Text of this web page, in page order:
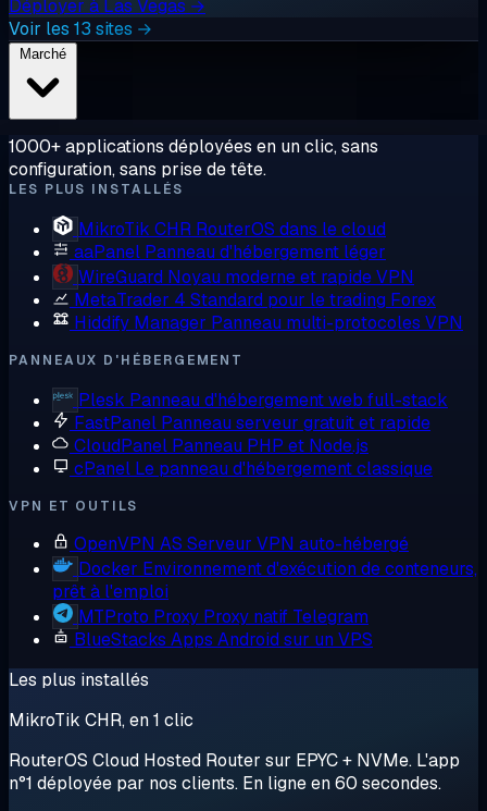
Déployer à Las Vegas →
Voir les 13 sites →
1000+ applications déployées en un clic, sans
configuration, sans prise de tête.
LES PLUS INSTALLÉS
MikroTik CHR RouterOS dans le cloud
aaPanel Panneau d'hébergement léger
WireGuard Noyau moderne et rapide VPN
MetaTrader 4 Standard pour le trading Forex
Hiddify Manager Panneau multi-protocoles VPN
PANNEAUX D'HÉBERGEMENT
Plesk Panneau d'hébergement web full-stack
FastPanel Panneau serveur gratuit et rapide
CloudPanel Panneau PHP et Node.js
cPanel Le panneau d'hébergement classique
VPN ET OUTILS
OpenVPN AS Serveur VPN auto-hébergé
Docker Environnement d'exécution de conteneurs,
prêt à l'emploi
MTProto Proxy Proxy natif Telegram
BlueStacks Apps Android sur un VPS
Les plus installés
MikroTik CHR, en 1 clic
RouterOS Cloud Hosted Router sur EPYC + NVMe. L'app
n°1 déployée par nos clients. En ligne en 60 secondes.